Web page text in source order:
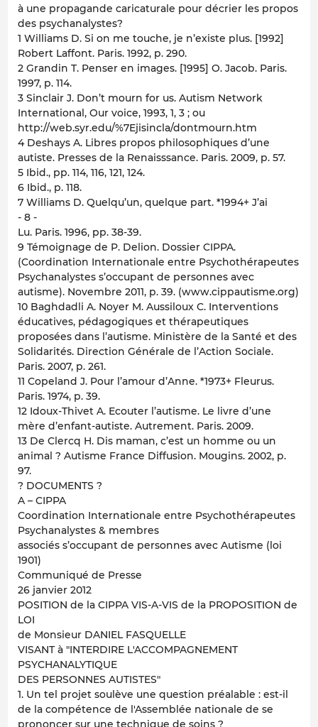
à une propagande caricaturale pour décrier les propos
des psychanalystes?
1 Williams D. Si on me touche, je n’existe plus. [1992]
Robert Laffont. Paris. 1992, p. 290.
2 Grandin T. Penser en images. [1995] O. Jacob. Paris.
1997, p. 114.
3 Sinclair J. Don’t mourn for us. Autism Network
International, Our voice, 1993, 1, 3 ; ou
http://web.syr.edu/%7Ejisincla/dontmourn.htm
4 Deshays A. Libres propos philosophiques d’une
autiste. Presses de la Renaisssance. Paris. 2009, p. 57.
5 Ibid., pp. 114, 116, 121, 124.
6 Ibid., p. 118.
7 Williams D. Quelqu’un, quelque part. *1994+ J’ai
- 8 -
Lu. Paris. 1996, pp. 38-39.
9 Témoignage de P. Delion. Dossier CIPPA.
(Coordination Internationale entre Psychothérapeutes
Psychanalystes s’occupant de personnes avec
autisme). Novembre 2011, p. 39. (www.cippautisme.org)
10 Baghdadli A. Noyer M. Aussiloux C. Interventions
éducatives, pédagogiques et thérapeutiques
proposées dans l’autisme. Ministère de la Santé et des
Solidarités. Direction Générale de l’Action Sociale.
Paris. 2007, p. 261.
11 Copeland J. Pour l’amour d’Anne. *1973+ Fleurus.
Paris. 1974, p. 39.
12 Idoux-Thivet A. Ecouter l’autisme. Le livre d’une
mère d’enfant-autiste. Autrement. Paris. 2009.
13 De Clercq H. Dis maman, c’est un homme ou un
animal ? Autisme France Diffusion. Mougins. 2002, p.
97.
? DOCUMENTS ?
A – CIPPA
Coordination Internationale entre Psychothérapeutes
Psychanalystes & membres
associés s’occupant de personnes avec Autisme (loi
1901)
Communiqué de Presse
26 janvier 2012
POSITION de la CIPPA VIS-A-VIS de la PROPOSITION de
LOI
de Monsieur DANIEL FASQUELLE
VISANT à "INTERDIRE L'ACCOMPAGNEMENT
PSYCHANALYTIQUE
DES PERSONNES AUTISTES"
1. Un tel projet soulève une question préalable : est-il
de la compétence de l'Assemblée nationale de se
prononcer sur une technique de soins ?